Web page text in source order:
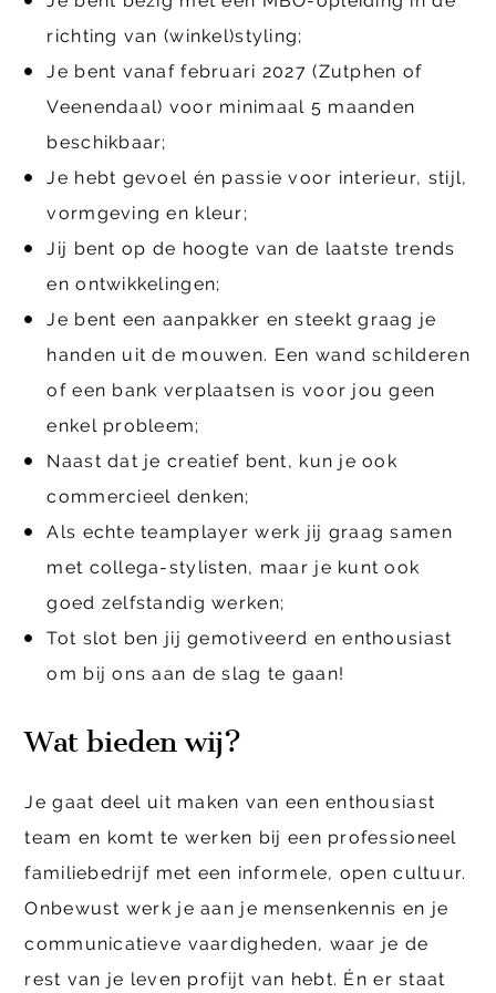
richting van (winkel)styling;
Je bent vanaf februari 2027 (Zutphen of
Veenendaal) voor minimaal 5 maanden
beschikbaar;
Je hebt gevoel én passie voor interieur, stijl,
vormgeving en kleur;
Jij bent op de hoogte van de laatste trends
en ontwikkelingen;
Je bent een aanpakker en steekt graag je
handen uit de mouwen. Een wand schilderen
of een bank verplaatsen is voor jou geen
enkel probleem;
Naast dat je creatief bent, kun je ook
commercieel denken;
Als echte teamplayer werk jij graag samen
met collega-stylisten, maar je kunt ook
goed zelfstandig werken;
Tot slot ben jij gemotiveerd en enthousiast
om bij ons aan de slag te gaan!
Wat bieden wij?
Je gaat deel uit maken van een enthousiast
team en komt te werken bij een professioneel
familiebedrijf met een informele, open cultuur.
Onbewust werk je aan je mensenkennis en je
communicatieve vaardigheden, waar je de
rest van je leven profijt van hebt. Én er staat